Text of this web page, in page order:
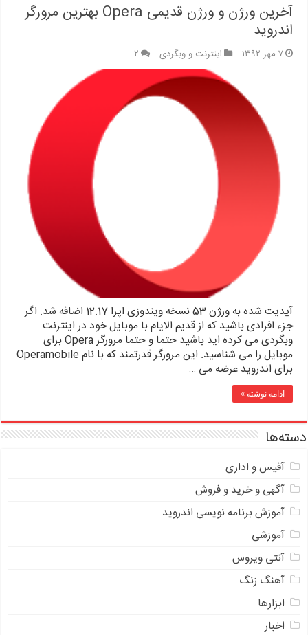
آخرین ورژن و ورژن قدیمی Opera بهترین مرورگر
اندروید
۷ مهر ۱۳۹۲ اینترنت و وبگردی ۲
آپدیت شده به ورژن 53 نسخه ویندوزی اپرا 12.17 اضافه شد. اگر
جزء افرادی باشید که از قدیم الایام با موبایل خود در اینترنت
وبگردی می کرده اید باشید حتما و حتما مرورگر Opera برای
موبایل را می شناسید. این مرورگر قدرتمند که با نام Operamobile
برای اندروید عرضه می …
ادامه نوشته »
دسته‌ها
آفیس و اداری
آگهی و خرید و فروش
آموزش برنامه نویسی اندروید
آموزشی
آنتی ویروس
آهنگ زنگ
ابزارها
اخبار